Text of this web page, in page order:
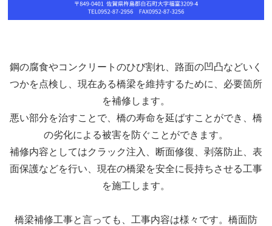
鋼の腐食やコンクリートのひび割れ、路面の凹凸などいく
つかを点検し、現在ある橋梁を維持するために、必要箇所
を補修します。
悪い部分を治すことで、橋の寿命を延ばすことができ、橋
の劣化による被害を防ぐことができます。
補修内容としてはクラック注入、断面修復、剥落防止、表
面保護などを行い、現在の橋梁を安全に長持ちさせる工事
を施工します。
橋梁補修工事と言っても、工事内容は様々です。橋面防